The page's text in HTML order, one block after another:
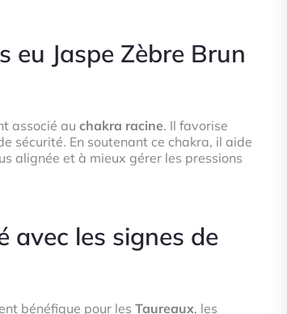
eu Jaspe Zèbre Brun
associé au chakra racine. Il favorise
sécurité. En soutenant ce chakra, il aide
alignée et à mieux gérer les pressions
avec les signes de
bénéfique pour les Taureaux, les